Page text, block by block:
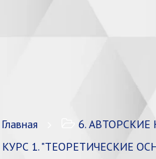
Главная 6. АВТОРСКИЕ
КУРС 1. "ТЕОРЕТИЧЕСКИЕ